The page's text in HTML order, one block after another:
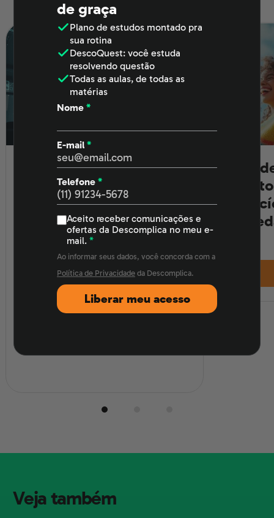
Últimos posts
Mulheres dominando a
tech: vagas e cursos
abertos pra você
decolar
abrem portas para mulheres na
tecnologia; veja oportunidades e
passos práticos.
ano
de
Veja também
de graça
Plano de estudos montado pra
sua rotina
DescoQuest: você estuda
resolvendo questão
Todas as aulas, de todas as
matérias
Nome *
E-mail *
Telefone *
Aceito receber comunicações e
ofertas da Descomplica no meu e-
mail. *
Ao informar seus dados, você concorda com a
Política de Privacidade da Descomplica.
Liberar meu acesso